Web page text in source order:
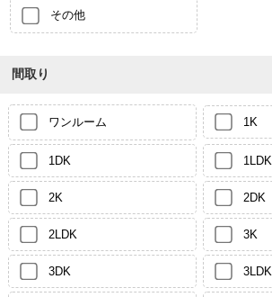
その他
間取り
ワンルーム 1K
1DK 1LDK
2K 2DK
2LDK 3K
3DK 3LDK